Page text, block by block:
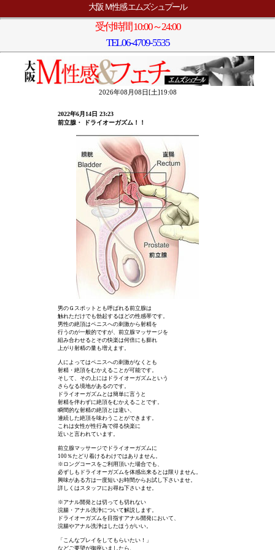
大阪 Ｍ性感 エムズシュプール
受付時間 10:00～24:00
TEL06-4709-5535
2026年08月08日[土]19:08
2022年6月14日 23:23
前立腺・ ドライオーガズム！！
男のＧスポットとも呼ばれる前立腺は
触れただけでも勃起するほどの性感帯です。
男性の絶頂はペニスへの刺激から射精を
行うのが一般的ですが、前立腺マッサージを
組み合わせるとその快楽は何倍にも膨れ
上がり射精の量も増えます。
人によってはペニスへの刺激がなくとも
射精・絶頂をむかえることが可能です。
そして、その上にはドライオーガズムという
さらなる境地があるのです。
ドライオーガズムとは簡単に言うと
射精を伴わずに絶頂をむかえることです。
瞬間的な射精の絶頂とは違い、
連続した絶頂を味わうことができます。
これは女性が性行為で得る快楽に
近いと言われています。
前立腺マッサージでドライオーガズムに
100％たどり着けるわけではありません。
※ロングコースをご利用頂いた場合でも、
必ずしもドライオーガズムを体感出来るとは限りません。
興味がある方は一度短いお時間からお試し下さいませ。
詳しくはスタッフにお尋ね下さいませ。
※アナル開発とは切っても切れない
浣腸・アナル洗浄について解説します。
ドライオーガズムを目指すアナル開発において、
浣腸やアナル洗浄はしたほうがいい。
「こんなプレイをしてもらいたい！」
などご要望が御座いましたら、